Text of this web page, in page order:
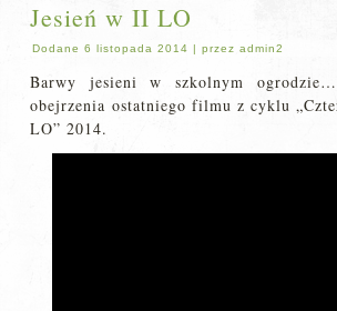
Jesień w II LO
Dodane 6 listopada 2014 |przez admin2
Barwy jesieni w szkolnym
obejrzenia ostatniego filmu z cyklu
LO” 2014.